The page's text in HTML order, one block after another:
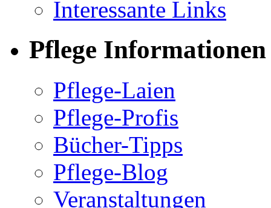
Interessante Links
Pflege Informationen
Pflege-Laien
Pflege-Profis
Bücher-Tipps
Pflege-Blog
Veranstaltungen